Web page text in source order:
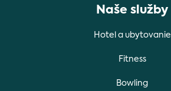
Naše služby
Hotel a ubytovanie
Fitness
Bowling